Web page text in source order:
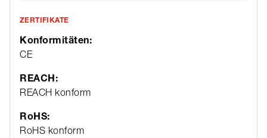
ZERTIFIKATE
Konformitäten:
CE
REACH:
REACH konform
RoHS:
RoHS konform